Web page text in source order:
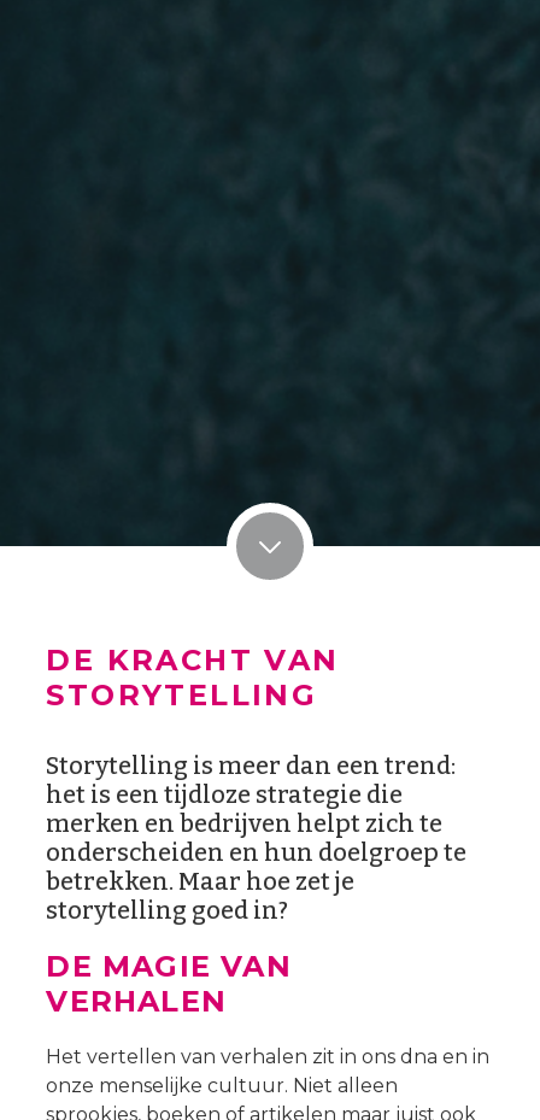
DE KRACHT VAN
STORYTELLING
Storytelling is meer dan een trend:
het is een tijdloze strategie die
merken en bedrijven helpt zich te
onderscheiden en hun doelgroep te
betrekken. Maar hoe zet je
storytelling goed in?
DE MAGIE VAN
VERHALEN
Het vertellen van verhalen zit in ons dna en in
onze menselijke cultuur. Niet alleen
sprookjes, boeken of artikelen maar juist ook